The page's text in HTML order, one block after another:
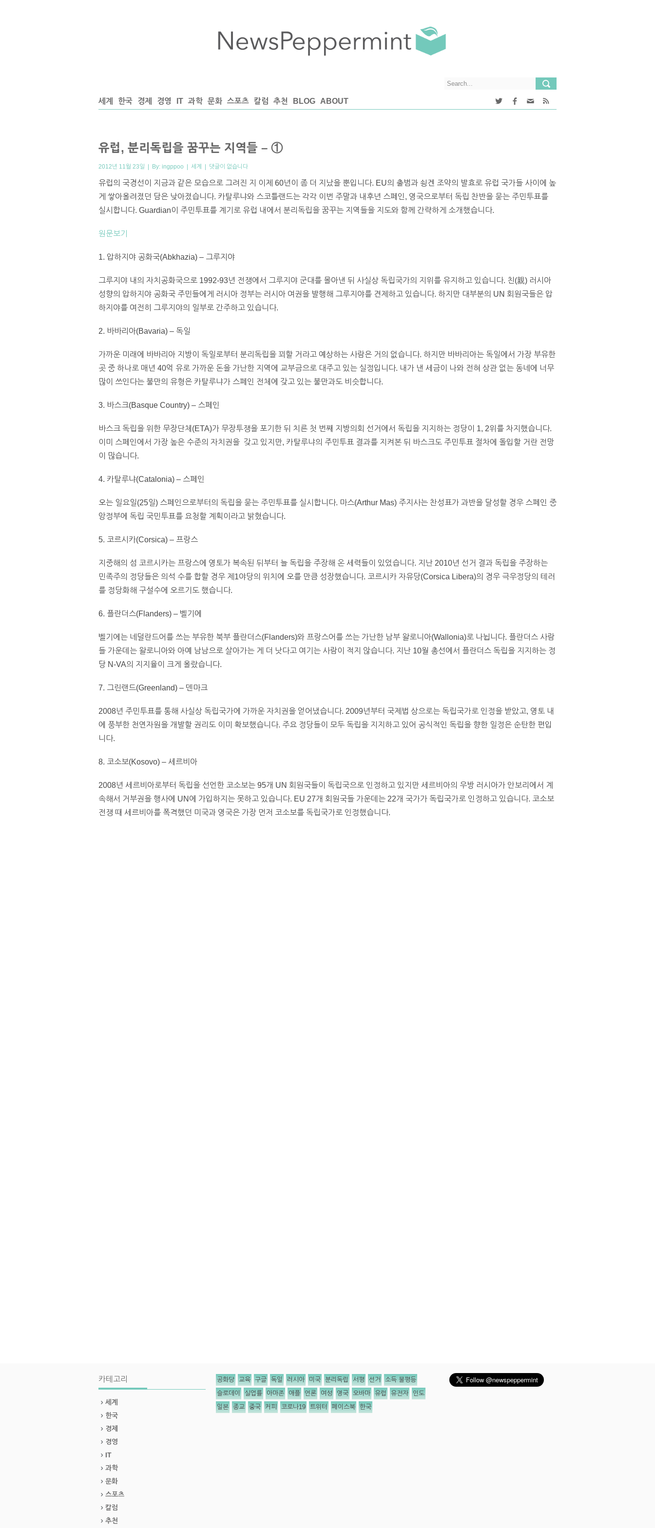
세계 한국 경제 경영 IT 과학 문화 스포츠 칼럼 추천 BLOG ABOUT
유럽, 분리독립을 꿈꾸는 지역들 – ①
2012년 11월 23일 | By: ingppoo | 세계 | 댓글이 없습니다
유럽의 국경선이 지금과 같은 모습으로 그려진 지 이제 60년이 좀 더 지났을 뿐입니다. EU의 출범과 쇵겐 조약의 발효로 유럽 국가들 사이에 높
게 쌓아올려졌던 담은 낮아졌습니다. 카탈루냐와 스코틀랜드는 각각 이번 주말과 내후년 스페인, 영국으로부터 독립 찬반을 묻는 주민투표를
실시합니다. Guardian이 주민투표를 계기로 유럽 내에서 분리독립을 꿈꾸는 지역들을 지도와 함께 간략하게 소개했습니다.
원문보기
1. 압하지야 공화국(Abkhazia) – 그루지야
그루지야 내의 자치공화국으로 1992-93년 전쟁에서 그루지야 군대를 몰아낸 뒤 사실상 독립국가의 지위를 유지하고 있습니다. 친(親) 러시아
성향의 압하지야 공화국 주민들에게 러시아 정부는 러시아 여권을 발행해 그루지야를 견제하고 있습니다. 하지만 대부분의 UN 회원국들은 압
하지야를 여전히 그루지야의 일부로 간주하고 있습니다.
2. 바바리아(Bavaria) – 독일
가까운 미래에 바바리아 지방이 독일로부터 분리독립을 꾀할 거라고 예상하는 사람은 거의 없습니다. 하지만 바바리아는 독일에서 가장 부유한
곳 중 하나로 매년 40억 유로 가까운 돈을 가난한 지역에 교부금으로 대주고 있는 실정입니다. 내가 낸 세금이 나와 전혀 상관 없는 동네에 너무
많이 쓰인다는 불만의 유형은 카탈루냐가 스페인 전체에 갖고 있는 불만과도 비슷합니다.
3. 바스크(Basque Country) – 스페인
바스크 독립을 위한 무장단체(ETA)가 무장투쟁을 포기한 뒤 치른 첫 번째 지방의회 선거에서 독립을 지지하는 정당이 1, 2위를 차지했습니다.
이미 스페인에서 가장 높은 수준의 자치권을 갖고 있지만, 카탈루냐의 주민투표 결과를 지켜본 뒤 바스크도 주민투표 절차에 돌입할 거란 전망
이 많습니다.
4. 카탈루냐(Catalonia) – 스페인
오는 일요일(25일) 스페인으로부터의 독립을 묻는 주민투표를 실시합니다. 마스(Arthur Mas) 주지사는 찬성표가 과반을 달성할 경우 스페인 중
앙정부에 독립 국민투표를 요청할 계획이라고 밝혔습니다.
5. 코르시카(Corsica) – 프랑스
지중해의 섬 코르시카는 프랑스에 영토가 복속된 뒤부터 늘 독립을 주장해 온 세력들이 있었습니다. 지난 2010년 선거 결과 독립을 주장하는
민족주의 정당들은 의석 수를 합할 경우 제1야당의 위치에 오를 만큼 성장했습니다. 코르시카 자유당(Corsica Libera)의 경우 극우정당의 테러
를 정당화해 구설수에 오르기도 했습니다.
6. 플란더스(Flanders) – 벨기에
벨기에는 네덜란드어를 쓰는 부유한 북부 플란더스(Flanders)와 프랑스어를 쓰는 가난한 남부 왈로니아(Wallonia)로 나뉩니다. 플란더스 사람
들 가운데는 왈로니아와 아예 남남으로 살아가는 게 더 낫다고 여기는 사람이 적지 않습니다. 지난 10월 총선에서 플란더스 독립을 지지하는 정
당 N-VA의 지지율이 크게 올랐습니다.
7. 그린랜드(Greenland) – 덴마크
2008년 주민투표를 통해 사실상 독립국가에 가까운 자치권을 얻어냈습니다. 2009년부터 국제법 상으로는 독립국가로 인정을 받았고, 영토 내
에 풍부한 천연자원을 개발할 권리도 이미 확보했습니다. 주요 정당들이 모두 독립을 지지하고 있어 공식적인 독립을 향한 일정은 순탄한 편입
니다.
8. 코소보(Kosovo) – 세르비아
2008년 세르비아로부터 독립을 선언한 코소보는 95개 UN 회원국들이 독립국으로 인정하고 있지만 세르비아의 우방 러시아가 안보리에서 계
속해서 거부권을 행사에 UN에 가입하지는 못하고 있습니다. EU 27개 회원국들 가운데는 22개 국가가 독립국가로 인정하고 있습니다. 코소보
전쟁 때 세르비아를 폭격했던 미국과 영국은 가장 먼저 코소보를 독립국가로 인정했습니다.
카테고리
세계
한국
경제
경영
IT
과학
문화
스포츠
칼럼
추천
공화당 교육 구글 독일 러시아 미국 분리독립 서평 선거 소득 불평등
슬로데이 실업률 아마존 애플 언론 여성 영국 오바마 유럽 유전자 인도
일본 종교 중국 커피 코로나19 트위터 페이스북 한국